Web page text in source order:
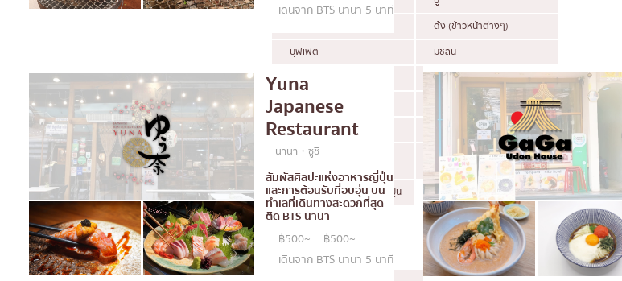
เดินจาก BTS นานา 5 นาที
Yuna
Japanese
Restaurant
นานา・ซูชิ
สัมผัสศิลปะแห่งอาหารญี่ปุ่น
และการต้อนรับที่อบอุ่น บน
ทำเลที่เดินทางสะดวกที่สุด
ติด BTS นานา
฿500~
฿500~
เดินจาก BTS นานา 5 นาที
ด้ง (ข้าวหน้าต่างๆ)
บุฟเฟต์
มิชลิน
สเต็ก
ของทอดเสียบไม้
หม้อไฟญี่ปุ่น
ของย่างเสียบไม้/เครื่องในย่าง
ร้านอาหารญี่ปุ่นแบบดั้งเดิม
ทาโกะยากิ
โอเด้ง/เมนูตุ๋นสไตล์ญี่ปุ่น อาหารชุด/อาหารญี่ปุ่นสไตล์
โฮมคุกกิ้ง
เบนโตะ/บริการส่งอาหารญี่ปุ่น
คูปอง ดูทั้งหมด